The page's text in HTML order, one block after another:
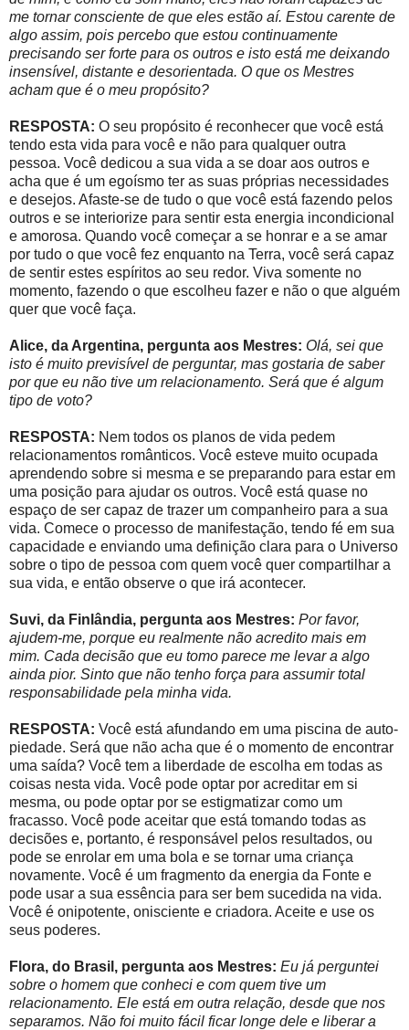
me tornar consciente de que eles estão aí. Estou carente de
algo assim, pois percebo que estou continuamente
precisando ser forte para os outros e isto está me deixando
insensível, distante e desorientada. O que os Mestres
acham que é o meu propósito?
RESPOSTA: O seu propósito é reconhecer que você está
tendo esta vida para você e não para qualquer outra
pessoa. Você dedicou a sua vida a se doar aos outros e
acha que é um egoísmo ter as suas próprias necessidades
e desejos. Afaste-se de tudo o que você está fazendo pelos
outros e se interiorize para sentir esta energia incondicional
e amorosa. Quando você começar a se honrar e a se amar
por tudo o que você fez enquanto na Terra, você será capaz
de sentir estes espíritos ao seu redor. Viva somente no
momento, fazendo o que escolheu fazer e não o que alguém
quer que você faça.
Alice, da Argentina, pergunta aos Mestres: Olá, sei que
isto é muito previsível de perguntar, mas gostaria de saber
por que eu não tive um relacionamento. Será que é algum
tipo de voto?
RESPOSTA: Nem todos os planos de vida pedem
relacionamentos românticos. Você esteve muito ocupada
aprendendo sobre si mesma e se preparando para estar em
uma posição para ajudar os outros. Você está quase no
espaço de ser capaz de trazer um companheiro para a sua
vida. Comece o processo de manifestação, tendo fé em sua
capacidade e enviando uma definição clara para o Universo
sobre o tipo de pessoa com quem você quer compartilhar a
sua vida, e então observe o que irá acontecer.
Suvi, da Finlândia, pergunta aos Mestres: Por favor,
ajudem-me, porque eu realmente não acredito mais em
mim. Cada decisão que eu tomo parece me levar a algo
ainda pior. Sinto que não tenho força para assumir total
responsabilidade pela minha vida.
RESPOSTA: Você está afundando em uma piscina de auto-
piedade. Será que não acha que é o momento de encontrar
uma saída? Você tem a liberdade de escolha em todas as
coisas nesta vida. Você pode optar por acreditar em si
mesma, ou pode optar por se estigmatizar como um
fracasso. Você pode aceitar que está tomando todas as
decisões e, portanto, é responsável pelos resultados, ou
pode se enrolar em uma bola e se tornar uma criança
novamente. Você é um fragmento da energia da Fonte e
pode usar a sua essência para ser bem sucedida na vida.
Você é onipotente, onisciente e criadora. Aceite e use os
seus poderes.
Flora, do Brasil, pergunta aos Mestres: Eu já perguntei
sobre o homem que conheci e com quem tive um
relacionamento. Ele está em outra relação, desde que nos
separamos. Não foi muito fácil ficar longe dele e liberar a